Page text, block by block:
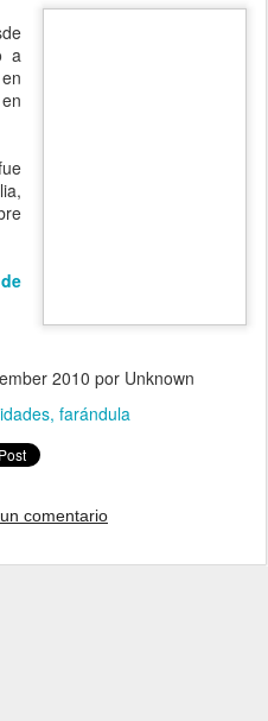
a
2010 por Unknown
farándula
comentario